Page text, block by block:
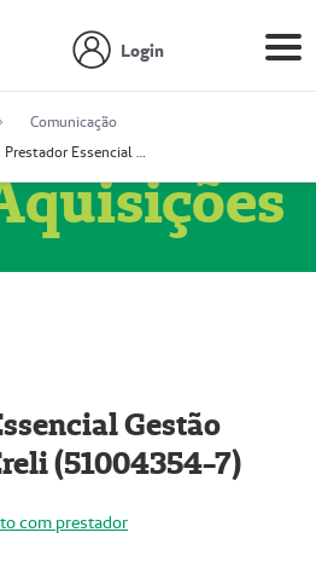
Login
Comunicação
Prestador Essencial Gestão em Saúde Ereli (51004354-7)
Gestão
(51004354-7)
com prestador